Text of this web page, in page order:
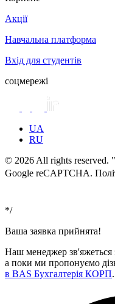
Акції
Навчальна платформа
Вхід для студентів
соцмережі
UA
RU
© 2026 All rights
Google reCAPTCHA.
*/
Ваша заявка прийнята!
Наш менеджер зв'яжеться
а поки ми пропонуємо
в BAS Бухгалтерія КОРП.